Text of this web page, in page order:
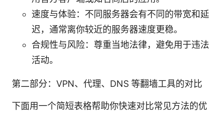
速度与体验：不同服务器会有不同的带宽和延
迟，通常离你较近的服务器速度更稳。
合规性与风险：尊重当地法律，避免用于违法
活动。
第二部分：VPN、代理、DNS 等翻墙工具的对比
下面用一个简短表格帮助你快速对比常见方法的优